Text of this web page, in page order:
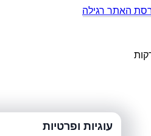
האתר רגילה
עוגיות ופרטיות